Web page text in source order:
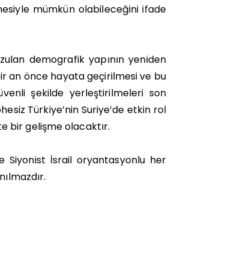
mümkün olabileceğini ifade
demografik yapının yeniden
an önce hayata geçirilmesi ve bu
şekilde yerleştirilmeleri son
Türkiye’nin Suriye’de etkin rol
bir gelişme olacaktır.
Siyonist İsrail oryantasyonlu her